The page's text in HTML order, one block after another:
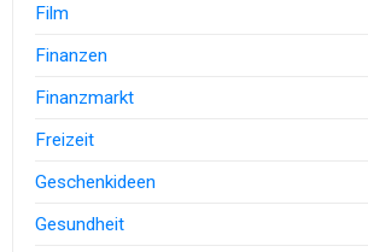
Film
Finanzen
Finanzmarkt
Freizeit
Geschenkideen
Gesundheit